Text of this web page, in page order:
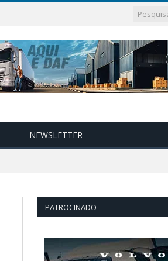
NEWSLETTER
PATROCINADO